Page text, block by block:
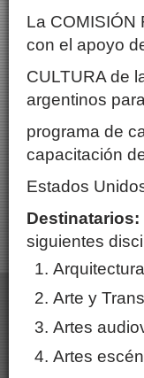
La COMISIÓN
con el apoyo
CULTURA de
argentinos
programa de
capacitación
Estados
Destinatarios:
siguientes
Arte y
Artes
Artes